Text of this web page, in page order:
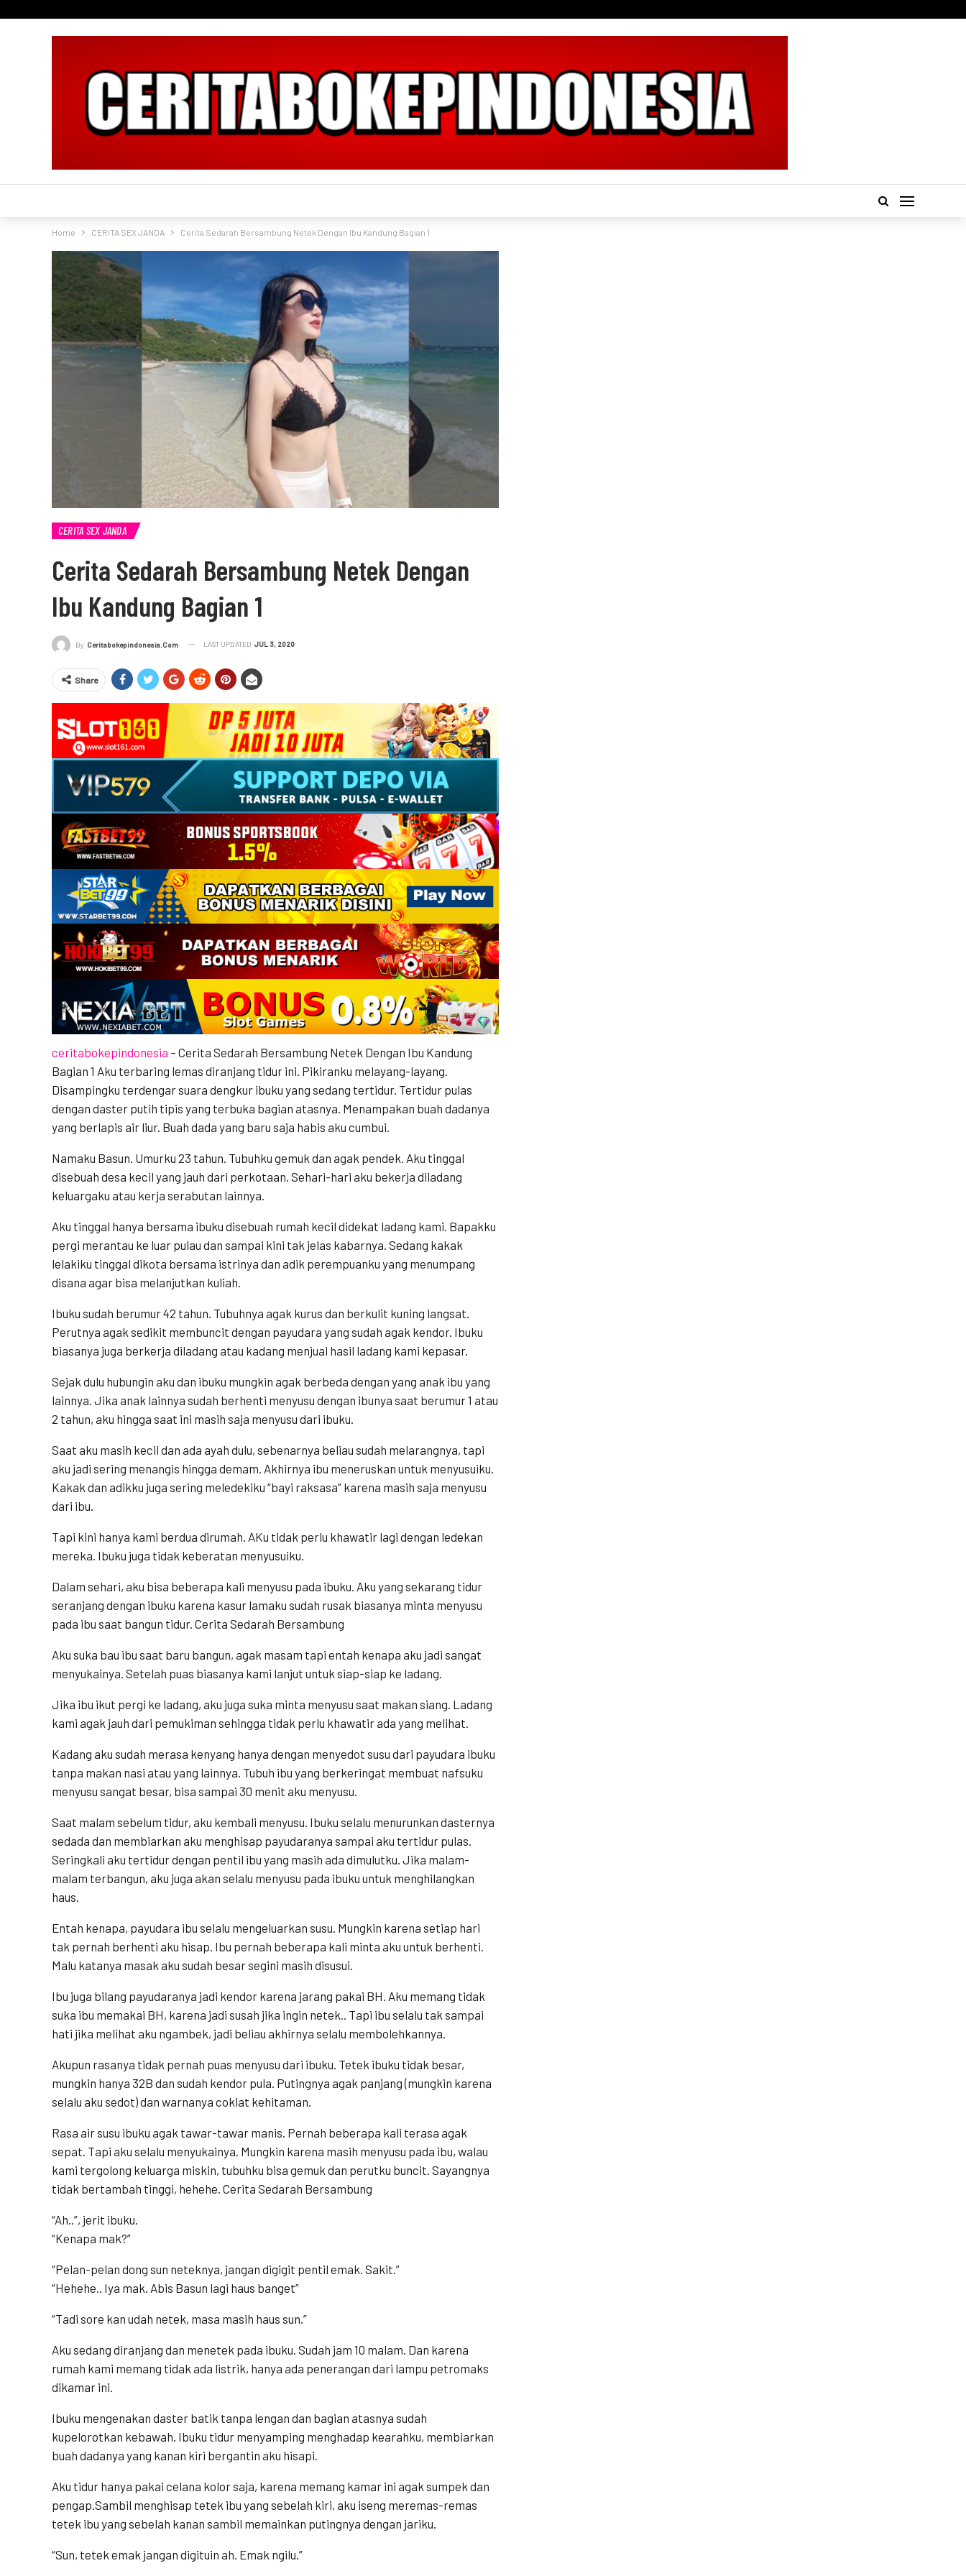
Home CERITA SEX JANDA Cerita Sedarah Bersambung Netek Dengan Ibu Kandung Bagian 1
CERITA SEX JANDA
Cerita Sedarah Bersambung Netek Dengan
Ibu Kandung Bagian 1
By Ceritabokepindonesia.com LAST UPDATED JUL 3, 2020
Share
ceritabokepindonesia – Cerita Sedarah Bersambung Netek Dengan Ibu Kandung
Bagian 1 Aku terbaring lemas diranjang tidur ini. Pikiranku melayang-layang.
Disampingku terdengar suara dengkur ibuku yang sedang tertidur. Tertidur pulas
dengan daster putih tipis yang terbuka bagian atasnya. Menampakan buah dadanya
yang berlapis air liur. Buah dada yang baru saja habis aku cumbui.
Namaku Basun. Umurku 23 tahun. Tubuhku gemuk dan agak pendek. Aku tinggal
disebuah desa kecil yang jauh dari perkotaan. Sehari-hari aku bekerja diladang
keluargaku atau kerja serabutan lainnya.
Aku tinggal hanya bersama ibuku disebuah rumah kecil didekat ladang kami. Bapakku
pergi merantau ke luar pulau dan sampai kini tak jelas kabarnya. Sedang kakak
lelakiku tinggal dikota bersama istrinya dan adik perempuanku yang menumpang
disana agar bisa melanjutkan kuliah.
Ibuku sudah berumur 42 tahun. Tubuhnya agak kurus dan berkulit kuning langsat.
Perutnya agak sedikit membuncit dengan payudara yang sudah agak kendor. Ibuku
biasanya juga berkerja diladang atau kadang menjual hasil ladang kami kepasar.
Sejak dulu hubungin aku dan ibuku mungkin agak berbeda dengan yang anak ibu yang
lainnya. Jika anak lainnya sudah berhenti menyusu dengan ibunya saat berumur 1 atau
2 tahun, aku hingga saat ini masih saja menyusu dari ibuku.
Saat aku masih kecil dan ada ayah dulu, sebenarnya beliau sudah melarangnya, tapi
aku jadi sering menangis hingga demam. Akhirnya ibu meneruskan untuk menyusuiku.
Kakak dan adikku juga sering meledekiku “bayi raksasa” karena masih saja menyusu
dari ibu.
Tapi kini hanya kami berdua dirumah. AKu tidak perlu khawatir lagi dengan ledekan
mereka. Ibuku juga tidak keberatan menyusuiku.
Dalam sehari, aku bisa beberapa kali menyusu pada ibuku. Aku yang sekarang tidur
seranjang dengan ibuku karena kasur lamaku sudah rusak biasanya minta menyusu
pada ibu saat bangun tidur. Cerita Sedarah Bersambung
Aku suka bau ibu saat baru bangun, agak masam tapi entah kenapa aku jadi sangat
menyukainya. Setelah puas biasanya kami lanjut untuk siap-siap ke ladang.
Jika ibu ikut pergi ke ladang, aku juga suka minta menyusu saat makan siang. Ladang
kami agak jauh dari pemukiman sehingga tidak perlu khawatir ada yang melihat.
Kadang aku sudah merasa kenyang hanya dengan menyedot susu dari payudara ibuku
tanpa makan nasi atau yang lainnya. Tubuh ibu yang berkeringat membuat nafsuku
menyusu sangat besar, bisa sampai 30 menit aku menyusu.
Saat malam sebelum tidur, aku kembali menyusu. Ibuku selalu menurunkan dasternya
sedada dan membiarkan aku menghisap payudaranya sampai aku tertidur pulas.
Seringkali aku tertidur dengan pentil ibu yang masih ada dimulutku. Jika malam-
malam terbangun, aku juga akan selalu menyusu pada ibuku untuk menghilangkan
haus.
Entah kenapa, payudara ibu selalu mengeluarkan susu. Mungkin karena setiap hari
tak pernah berhenti aku hisap. Ibu pernah beberapa kali minta aku untuk berhenti.
Malu katanya masak aku sudah besar segini masih disusui.
Ibu juga bilang payudaranya jadi kendor karena jarang pakai BH. Aku memang tidak
suka ibu memakai BH, karena jadi susah jika ingin netek.. Tapi ibu selalu tak sampai
hati jika melihat aku ngambek, jadi beliau akhirnya selalu membolehkannya.
Akupun rasanya tidak pernah puas menyusu dari ibuku. Tetek ibuku tidak besar,
mungkin hanya 32B dan sudah kendor pula. Putingnya agak panjang (mungkin karena
selalu aku sedot) dan warnanya coklat kehitaman.
Rasa air susu ibuku agak tawar-tawar manis. Pernah beberapa kali terasa agak
sepat. Tapi aku selalu menyukainya. Mungkin karena masih menyusu pada ibu, walau
kami tergolong keluarga miskin, tubuhku bisa gemuk dan perutku buncit. Sayangnya
tidak bertambah tinggi, hehehe. Cerita Sedarah Bersambung
“Ah..”, jerit ibuku.
“Kenapa mak?”
“Pelan-pelan dong sun neteknya, jangan digigit pentil emak. Sakit.”
“Hehehe.. Iya mak. Abis Basun lagi haus banget”
“Tadi sore kan udah netek, masa masih haus sun.”
Aku sedang diranjang dan menetek pada ibuku. Sudah jam 10 malam. Dan karena
rumah kami memang tidak ada listrik, hanya ada penerangan dari lampu petromaks
dikamar ini.
Ibuku mengenakan daster batik tanpa lengan dan bagian atasnya sudah
kupelorotkan kebawah. Ibuku tidur menyamping menghadap kearahku, membiarkan
buah dadanya yang kanan kiri bergantin aku hisapi.
Aku tidur hanya pakai celana kolor saja, karena memang kamar ini agak sumpek dan
pengap.Sambil menghisap tetek ibu yang sebelah kiri, aku iseng meremas-remas
tetek ibu yang sebelah kanan sambil memainkan putingnya dengan jariku.
“Sun, tetek emak jangan digituin ah. Emak ngilu.”